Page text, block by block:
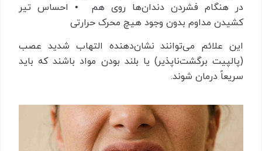
در هنگام فشردن دندان‌ها روی هم • احساس تیر
کشیدن مداوم بدون وجود هیچ محرک حرارتی
این علائم می‌توانند نشان‌دهنده التهاب شدید عصب
(پالپیت برگشت‌ناپذیر) یا بلند بودن مواد باشند که باید
سریعاً درمان شوند.